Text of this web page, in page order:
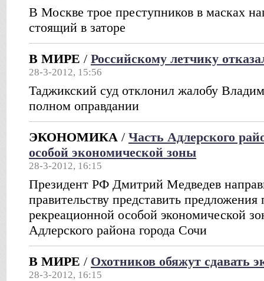
В Москве трое преступников в масках
стоящий в заторе
В МИРЕ / Российскому летчику
28-3-2012, 15:56
Таджикский суд отклонил жалобу
полном оправдании
ЭКОНОМИКА / Часть Адлерского
особой экономической зоны
28-3-2012, 16:15
Президент РФ Дмитрий Медведев
правительству представить
рекреационной особой экономической
Адлерского района города Сочи
В МИРЕ / Охотников обяжут сдавать
28-3-2012, 16:15